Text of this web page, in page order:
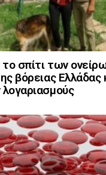
το σπίτι των
βόρειας